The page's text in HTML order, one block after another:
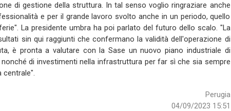
di gestione della struttura. In tal senso voglio ringraziare anche
e per il grande lavoro svolto anche in un periodo, quello
La presidente umbra ha poi parlato del futuro dello scalo. "La
sin qui raggiunti che confermano la validità dell'operazione di
è pronta a valutare con la Sase un nuovo piano industriale di
di investimenti nella infrastruttura per far sì che sia sempre
centrale".
Perugia
04/09/2023 15:51